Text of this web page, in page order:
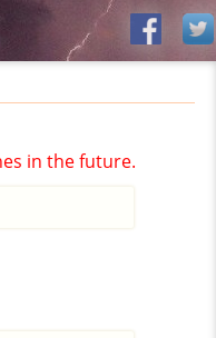
in the future.